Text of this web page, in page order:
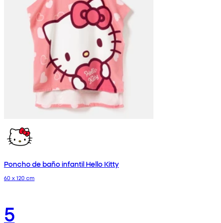
Poncho de baño infantil Hello Kitty
60 x 120 cm
5